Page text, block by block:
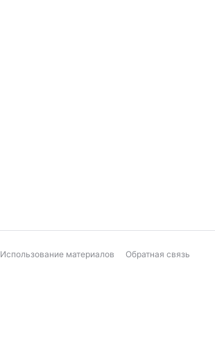
Использование материалов Обратная связь